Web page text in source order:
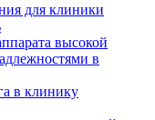
для клиники
высокой
в
в клинику